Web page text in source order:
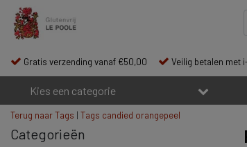
Gratis verzending vanaf €50,00 Veilig betalen met
Kies een categorie
Terug naar Tags | Tags candied orangepeel
Categorieën